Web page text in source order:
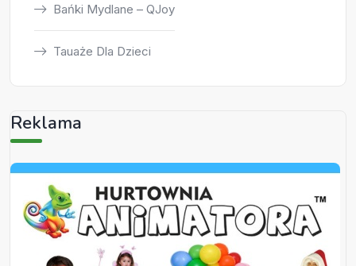
Bańki Mydlane – QJoy
Tauaże Dla Dzieci
Reklama